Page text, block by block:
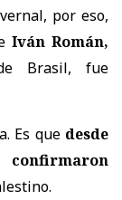
por eso,
Iván Román,
Brasil, fue
Es que desde